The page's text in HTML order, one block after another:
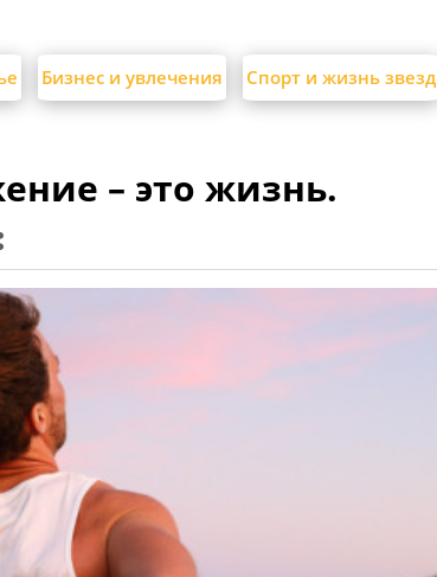
Бизнес и увлечения Спорт и жизнь звезд
– это жизнь.